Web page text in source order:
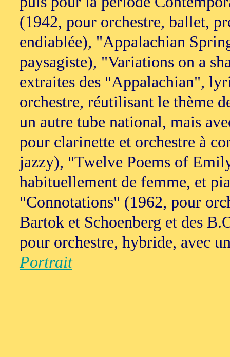
(1942, pour orchestre, ballet,
endiablée), "Appalachian
paysagiste), "Variations on a
extraites des "Appalachian",
orchestre, réutilisant le thème
un autre tube national, mais
pour clarinette et orchestre à
jazzy), "Twelve Poems of
habituellement de femme, et
"Connotations" (1962, pour
Bartok et Schoenberg et des
pour orchestre, hybride, avec
Portrait